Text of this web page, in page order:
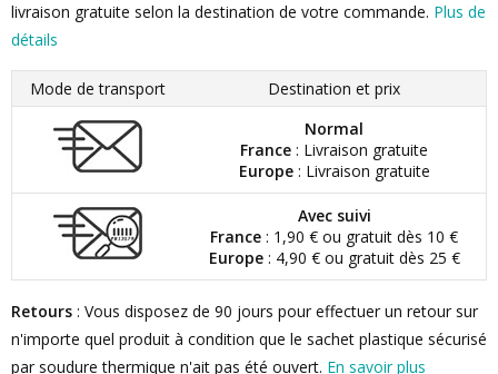
livraison gratuite selon la destination de votre commande. Plus de
détails
Mode de transport
Destination et prix
Normal
France : Livraison gratuite
Europe: Livraison gratuite
Avec suivi
France : 1,90 € ou gratuit dès 10 €
Europe: 4,90 € ou gratuit dès 25 €
Retours : Vous disposez de 90 jours pour effectuer un retour sur
n'importe quel produit à condition que le sachet plastique sécurisé
par soudure thermique n'ait pas été ouvert. En savoir plus